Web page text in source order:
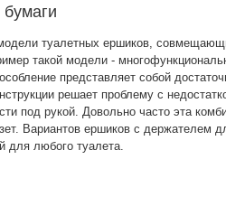
туалетных ершиков,
такой модели -
представляет собой
решает проблему с
под рукой. Довольно часто эта
Вариантов ершиков с держателем
для любого туалета.